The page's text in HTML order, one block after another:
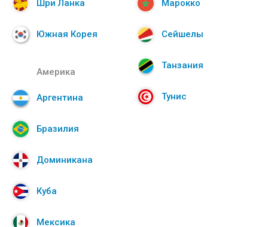
Шри Ланка
Южная Корея
Марокко
Сейшелы
Танзания
Тунис
Америка
Аргентина
Бразилия
Доминикана
Куба
Мексика